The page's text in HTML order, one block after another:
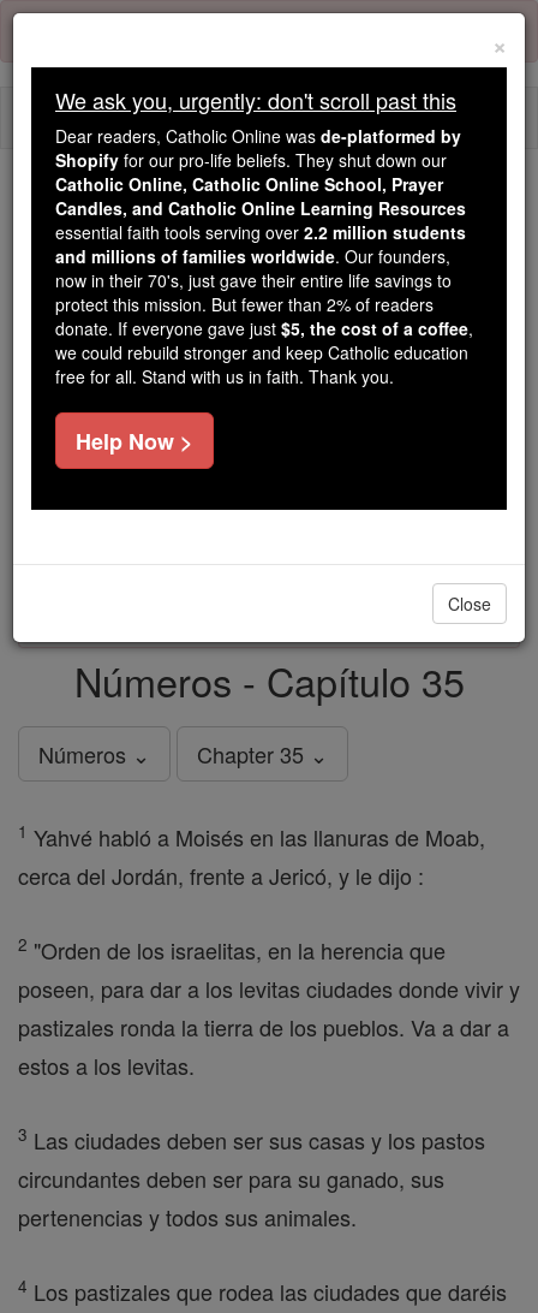
Skip
content
We ask you, urgently: don't scroll past this
Dear readers, Catholic Online
wasde-platformed by Shopify
for our pro-life beliefs. They
shut down ourCatholic
Online, Catholic Online School, Prayer Candles, and
tools serving over
families worldwide. Our founders, now in their 70's,
and keep Catholic education free for all. Stand with us
Números - Capítulo 35
Números ⌄ Chapter 35 ⌄
1 Yahvé habló a Moisés en las llanuras de Moab,
cerca del Jordán, frente a Jericó, y le dijo :
2 "Orden de los israelitas, en la herencia que
poseen, para dar a los levitas ciudades donde vivir y
pastizales ronda la tierra de los pueblos. Va a dar a
estos a los levitas.
3 Las ciudades deben ser sus casas y los pastos
circundantes deben ser para su ganado, sus
pertenencias y todos sus animales.
4 Los pastizales que rodea las ciudades que daréis
×
We ask you, urgently: don't scroll past this
Dear readers, Catholic Online was de-platformed by
Shopify for our pro-life beliefs. They shut down our
Catholic Online, Catholic Online School, Prayer
Candles, and Catholic Online Learning Resources
essential faith tools serving over 2.2 million students
and millions of families worldwide. Our founders,
now in their 70's, just gave their entire life savings to
protect this mission. But fewer than 2% of readers
donate. If everyone gave just $5, the cost of a coffee,
we could rebuild stronger and keep Catholic education
free for all. Stand with us in faith. Thank you.
Help Now >
Close